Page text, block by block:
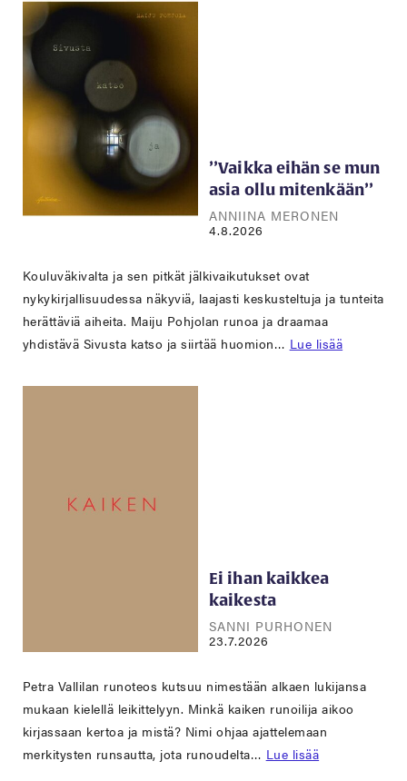
’’Vaikka eihän se mun
asia ollu mitenkään’’
ANNIINA MERONEN
4.8.2026
Kouluväkivalta ja sen pitkät jälkivaikutukset ovat
nykykirjallisuudessa näkyviä, laajasti keskusteltuja ja tunteita
herättäviä aiheita. Maiju Pohjolan runoa ja draamaa
yhdistävä Sivusta katso ja siirtää huomion… Lue lisää
Ei ihan kaikkea
kaikesta
SANNI PURHONEN
23.7.2026
Petra Vallilan runoteos kutsuu nimestään alkaen lukijansa
mukaan kielellä leikittelyyn. Minkä kaiken runoilija aikoo
kirjassaan kertoa ja mistä? Nimi ohjaa ajattelemaan
merkitysten runsautta, jota runoudelta… Lue lisää